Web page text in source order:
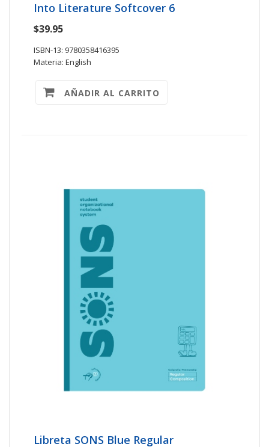
Into Literature Softcover 6
$39.95
ISBN-13: 9780358416395
Materia: English
AÑADIR AL CARRITO
Libreta SONS Blue Regular